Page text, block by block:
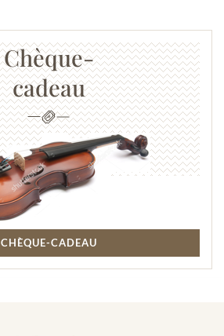
Chèque-
cadeau
CHÈQUE-CADEAU